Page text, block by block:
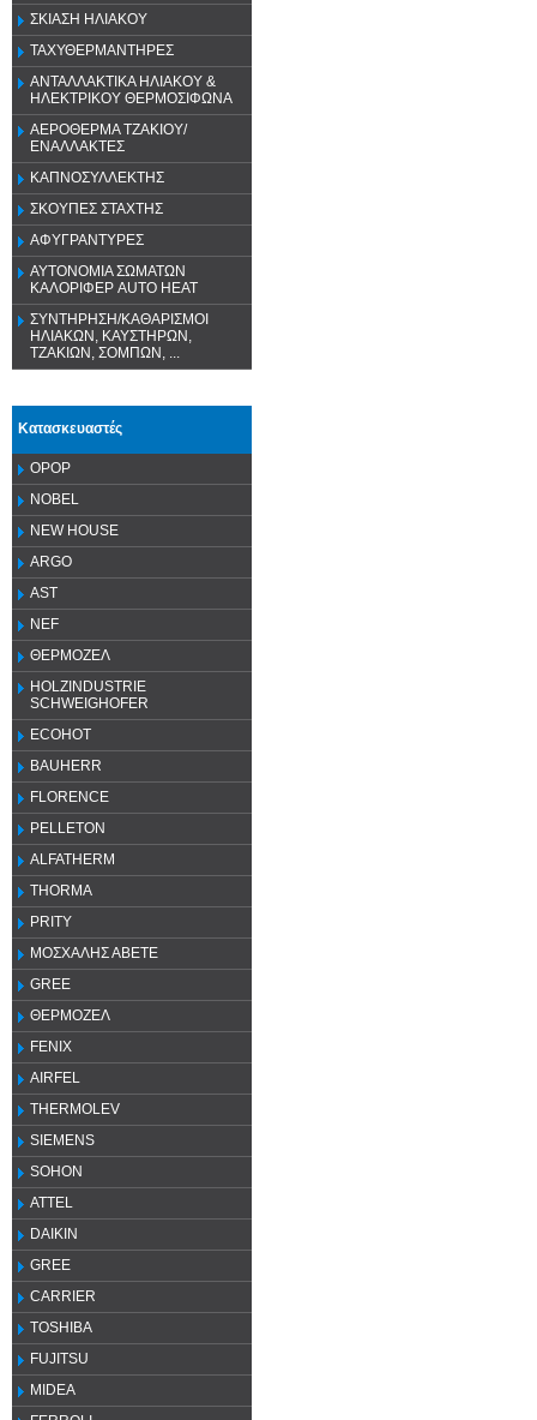
ΣΚΙΑΣΗ ΗΛΙΑΚΟΥ
ΤΑΧΥΘΕΡΜΑΝΤΗΡΕΣ
ΑΝΤΑΛΛΑΚΤΙΚΑ ΗΛΙΑΚΟΥ &
ΗΛΕΚΤΡΙΚΟΥ ΘΕΡΜΟΣΙΦΩΝΑ
ΑΕΡΟΘΕΡΜΑ ΤΖΑΚΙΟΥ/
ΕΝΑΛΛΑΚΤΕΣ
ΚΑΠΝΟΣΥΛΛΕΚΤΗΣ
ΣΚΟΥΠΕΣ ΣΤΑΧΤΗΣ
ΑΦΥΓΡΑΝΤΥΡΕΣ
ΑΥΤΟΝΟΜΙΑ ΣΩΜΑΤΩΝ
ΚΑΛΟΡΙΦΕΡ AUTO HEAT
ΣΥΝΤΗΡΗΣΗ/ΚΑΘΑΡΙΣΜΟΙ
ΗΛΙΑΚΩΝ, ΚΑΥΣΤΗΡΩΝ,
ΤΖΑΚΙΩΝ, ΣΟΜΠΩΝ, ...
Κατασκευαστές
OPOP
NOBEL
NEW HOUSE
ARGO
AST
NEF
ΘΕΡΜΟΖΕΛ
HOLZINDUSTRIE
SCHWEIGHOFER
ECOHOT
BAUHERR
FLORENCE
PELLETON
ALFATHERM
THORMA
PRITY
ΜΟΣΧΑΛΗΣ ΑΒΕΤΕ
GREE
ΘΕΡΜΟΖΕΛ
FENIX
AIRFEL
THERMOLEV
SIEMENS
SOHON
ATTEL
DAIKIN
GREE
CARRIER
TOSHIBA
FUJITSU
MIDEA